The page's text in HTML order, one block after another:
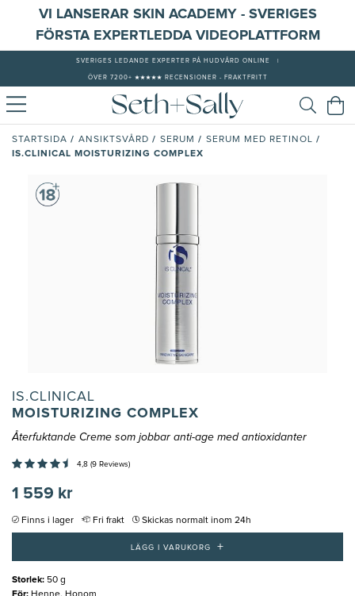
VI LANSERAR SKIN ACADEMY - SVERIGES
FÖRSTA EXPERTLEDDA VIDEOPLATTFORM
SVERIGES LEDANDE EXPERTER PÅ HUDVÅRD ONLINE
ÖVER 7200+ ★★★★★ RECENSIONER - FRAKTFRITT
STARTSIDA / ANSIKTSVÅRD / SERUM / SERUM MED RETINOL /
IS.CLINICAL MOISTURIZING COMPLEX
IS.CLINICAL
MOISTURIZING COMPLEX
Återfuktande Creme som jobbar anti-age med antioxidanter
4,8 (9 Reviews)
1 559 kr
Finns i lager Fri frakt Skickas normalt inom 24h
LÄGG I VARUKORG +
Storlek: 50 g
För: Henne, Honom